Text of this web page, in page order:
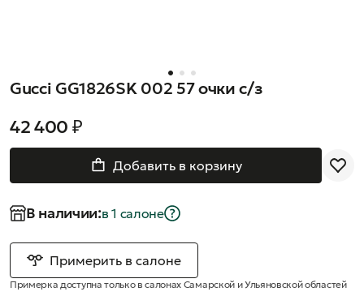
Gucci GG1826SK 002 57 очки с/з
42 400 ₽
Добавить в корзину
В наличии:в 1 салонe
Примерить в салоне
Примерка доступна только в салонах Самарской и Ульяновской областей